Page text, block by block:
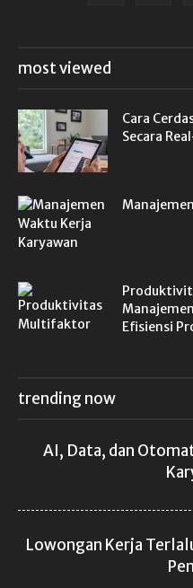
most viewed
Cara
Secara
Efisiensi
trending now
AI, Data, dan
Lowongan Kerja